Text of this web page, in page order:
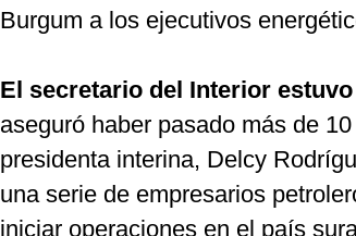
Burgum a los ejecutivos
El secretario del Interior
aseguró haber pasado más de
presidenta interina, Delcy
una serie de empresarios
iniciar operaciones en el país